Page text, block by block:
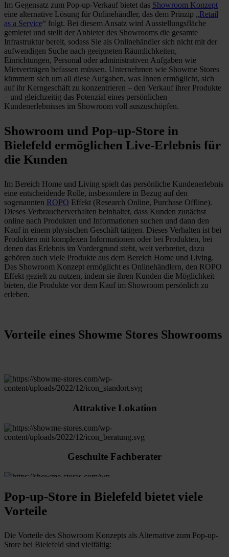
Im Gegensatz zum Pop-up-Verkauf bietet das Showroom Konzept
eine alternative Lösung für Onlinehändler, das dem Prinzip „Retail
as a Service“ folgt. Bei diesem Ansatz wird Ausstellungsfläche
gemietet und stellt der Anbieter des Showrooms die gesamte
Infrastruktur bereit, sodass Sie als Onlinehändler sich nicht mit der
aufwendigen Suche nach geeigneten Räumlichkeiten,
Einrichtungen, Personal oder administrativen Aufgaben wie
Mietverträgen befassen müssen. Unternehmen wie Showme Stores
kümmern sich um all diese Aufgaben, was Ihnen ermöglicht, sich
auf ihr Kerngeschäft zu konzentrieren – den Verkauf ihrer Produkte
– und gleichzeitig das Potenzial eines persönlichen
Kundenerlebnisses im Showroom voll auszuschöpfen.
Showroom und Pop-up-Store in
Bielefeld ermöglichen Live-Erlebnis für
die Kunden
Im Bereich Home und Living spielt das persönliche Kundenerlebnis
eine entscheidende Rolle, insbesondere in Bezug auf den
sogenannten ROPO Effekt (Research Online, Purchase Offline).
Dieses Verbraucherverhalten beinhaltet, dass Kunden zunächst
online nach Produkten und Informationen suchen und dann den
Kauf in einem physischen Geschäft tätigen. Dieses Verhalten ist bei
Produkten mit komplexen Informationen oder bei Produkten, bei
denen das Erlebnis im Vordergrund steht, weit verbreitet, dazu
gehören auch viele Produkte aus dem Bereich Home und Living.
Das Showroom Konzept ermöglicht es Onlinehändlern, den ROPO
Effekt gezielt zu nutzen, indem sie ihren Kunden die Möglichkeit
bieten, die Produkte vor dem Kauf im Showroom persönlich zu
erleben.
Vorteile eines Showme Stores Showrooms
Attraktive Lokation
Geschulte Fachberater
Pop-up-Store in Bielefeld bietet viele
Vorteile
Die Vorteile des Showroom Konzepts als Alternative zum Pop-up-
Store bei Bielefeld sind vielfältig: